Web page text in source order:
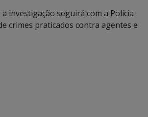
investigação seguirá com a Polícia
crimes praticados contra agentes e